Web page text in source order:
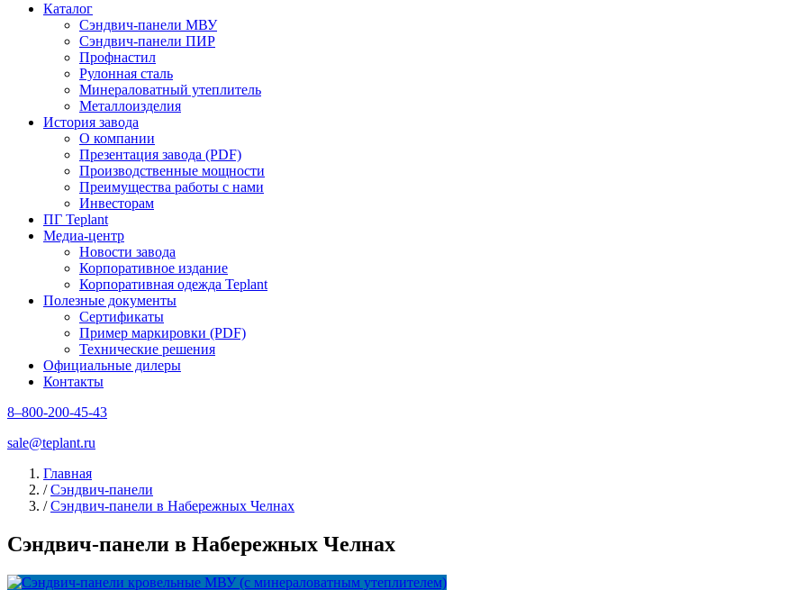
Каталог
Сэндвич-панели МВУ
Сэндвич-панели ПИР
Профнастил
Рулонная сталь
Минераловатный утеплитель
Металлоизделия
История завода
О компании
Презентация завода (PDF)
Производственные мощности
Преимущества работы с нами
Инвесторам
ПГ Teplant
Медиа-центр
Новости завода
Корпоративное издание
Корпоративная одежда Teplant
Полезные документы
Сертификаты
Пример маркировки (PDF)
Технические решения
Официальные дилеры
Контакты
8–800-200-45-43
sale@teplant.ru
Главная
/ Сэндвич-панели
/ Сэндвич-панели в Набережных Челнах
Сэндвич-панели в Набережных Челнах